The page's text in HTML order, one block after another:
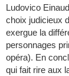
Ludovico
choix judicieux
exergue la
personnages
opéra). En
qui fait rire aux